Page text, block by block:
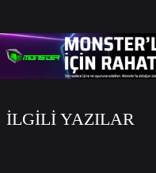
İLGİLİ YAZILAR